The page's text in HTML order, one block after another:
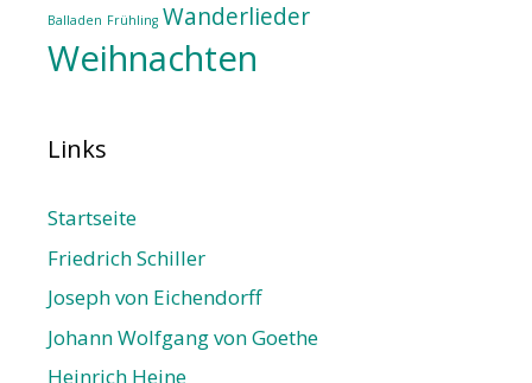
Balladen Frühling Wanderlieder
Weihnachten
Links
Startseite
Friedrich Schiller
Joseph von Eichendorff
Johann Wolfgang von Goethe
Heinrich Heine